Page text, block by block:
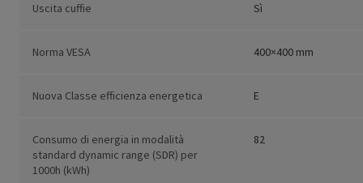
Uscita cuffie Sì
Norma VESA 400×400 mm
Nuova Classe efficienza energetica E
Consumo di energia in modalità
standard dynamic range (SDR) per
1000h (kWh)
82